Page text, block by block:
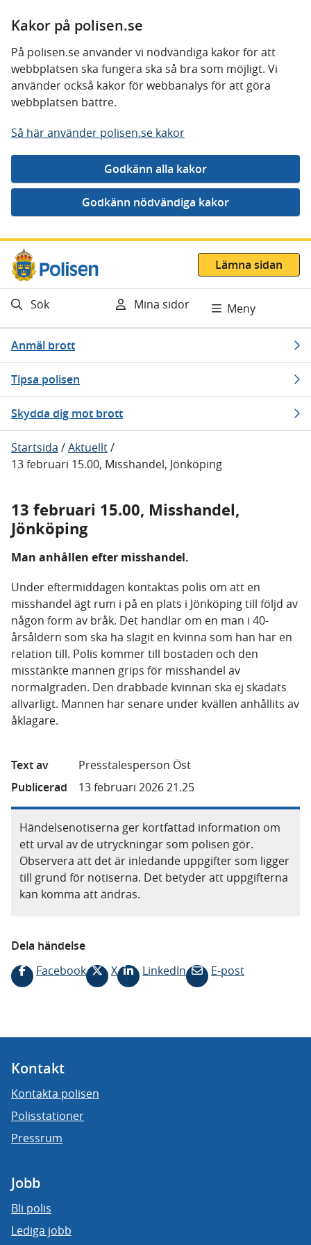
Kakor på polisen.se
På polisen.se använder vi nödvändiga kakor för att
webbplatsen ska fungera ska så bra som möjligt. Vi
använder också kakor för webbanalys för att göra
webbplatsen bättre.
Så här använder polisen.se kakor
Gå direkt till innehåll
Lämna sidan
Sök Mina sidor Meny
Anmäl brott
Tipsa polisen
Skydda dig mot brott
Startsida /Aktuellt/
13 februari 15.00, Misshandel, Jönköping
13 februari 15.00, Misshandel,
Jönköping
Man anhållen efter misshandel.
Under eftermiddagen kontaktas polis om att en
misshandel ägt rum i på en plats i Jönköping till följd av
någon form av bråk. Det handlar om en man i 40-
årsåldern som ska ha slagit en kvinna som han har en
relation till. Polis kommer till bostaden och den
misstänkte mannen grips för misshandel av
normalgraden. Den drabbade kvinnan ska ej skadats
allvarligt. Mannen har senare under kvällen anhållits av
åklagare.
Text av
Presstalesperson Öst
Publicerad
13 februari 2026 21.25
Händelsenotiserna ger kortfattad information om
ett urval av de utryckningar som polisen gör.
Observera att det är inledande uppgifter som ligger
till grund för notiserna. Det betyder att uppgifterna
kan komma att ändras.
Dela händelse
Facebook
X LinkedIn E-post
Kontakt
Kontakta polisen
Polisstationer
Pressrum
Jobb
Bli polis
Lediga jobb